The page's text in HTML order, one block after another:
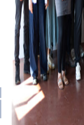
Umspannwerk
Am Spreebord, Berlin